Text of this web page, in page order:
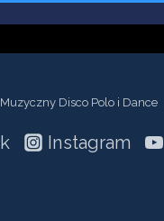
Disco Polo i Dance
Instagram